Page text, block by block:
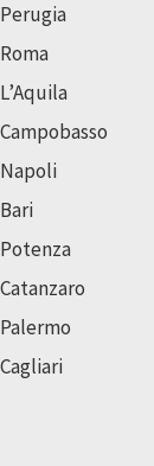
Perugia
Roma
L’Aquila
Campobasso
Napoli
Bari
Potenza
Catanzaro
Palermo
Cagliari